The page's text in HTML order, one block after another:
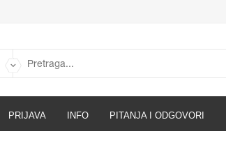
PRIJAVA INFO PITANJA I ODGOVORI